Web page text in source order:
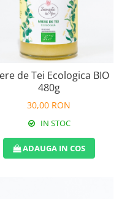
de Tei Ecologica BIO
480g
30,00 RON
IN STOC
ADAUGA IN COS